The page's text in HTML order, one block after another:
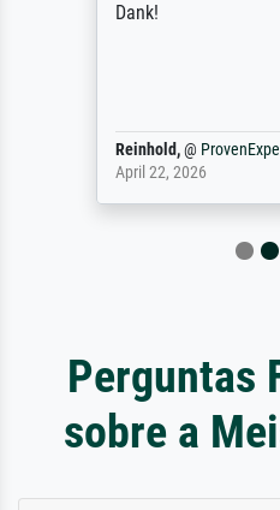
Dank!
Reinhold, @ProvenExpert
April 22, 2026
Perguntas
sobre a